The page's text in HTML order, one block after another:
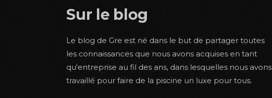
Sur le blog
Le blog de Gre est né dans le but de partager toutes
les connaissances que nous avons acquises en tant
qu'entreprise au fil des ans, dans lesquelles nous avons
travaillé pour faire de la piscine un luxe pour tous.